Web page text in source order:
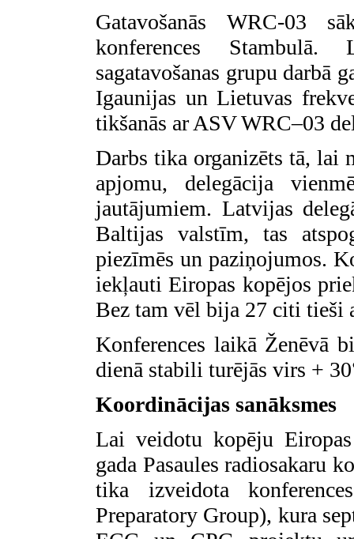
Gatavošanās WRC‑03
konferences Stambulā.
sagatavošanas grupu darbā
Igaunijas un Lietuvas
tikšanās ar ASV WRC–03
Darbs tika organizēts tā, lai
apjomu, delegācija
jautājumiem. Latvijas
Baltijas valstīm, tas
piezīmēs un paziņojumos.
iekļauti Eiropas kopējos
Bez tam vēl bija 27 citi tieši
Konferences laikā Ženēvā
dienā stabili turējās virs + 30
Koordinācijas sanāksmes
Lai veidotu kopēju
gada Pasaules radiosakaru
tika izveidota
Preparatory Group), kura